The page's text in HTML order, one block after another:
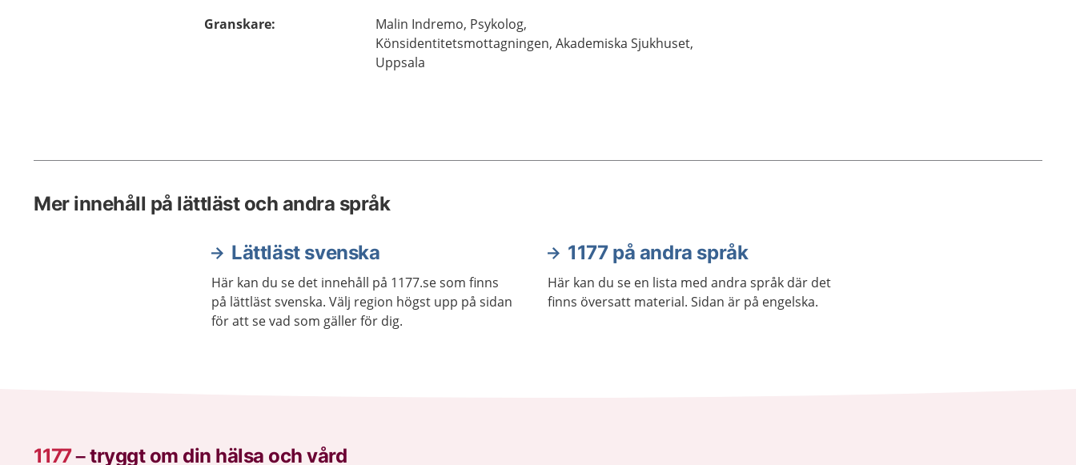
Granskare: Malin Indremo, Psykolog,
Könsidentitetsmottagningen, Akademiska Sjukhuset,
Uppsala
Mer innehåll på lättläst och andra språk
Lättläst svenska
Här kan du se det innehåll på 1177.se som finns
på lättläst svenska. Välj region högst upp på sidan
för att se vad som gäller för dig.
1177 på andra språk
Här kan du se en lista med andra språk där det
finns översatt material. Sidan är på engelska.
1177–tryggt om din hälsa och vård